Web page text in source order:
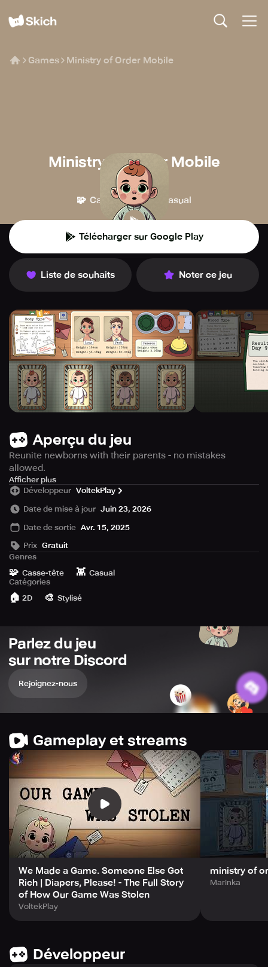
Games Ministry of Order Mobile
Ministry of Order Mobile
VoltekPlay
🧩 Casse-tête 👾 Casual
Télécharger sur Google Play
Liste de souhaits Noter ce jeu
Aperçu du jeu
Reunite newborns with their parents - no mistakes
allowed.
Obey to Ministry of Order, join the conspirancy or choose
your own path.
totalitarian 1920s state. Reunite newborns with their
rightful parents using a simplified genetics puzzle - no
mistakes allowed. Obey the regime, join a secret
conspiracy, or forge your own path.
Afficher plus
Développeur VoltekPlay
Date de mise à jour Juin 23, 2026
Date de sortie Avr. 15, 2025
Prix Gratuit
Genres
🧩 Casse-tête 👾 Casual
Catégories
🏠 2D 🎨 Stylisé
Parlez du jeu
sur notre Discord
Rejoignez-nous
Gameplay et streams
We Made a Game. Someone Else Got
Rich | Diapers, Please! - The Full Story
of How Our Game Was Stolen
VoltekPlay
ministry of
Marinka
Développeur